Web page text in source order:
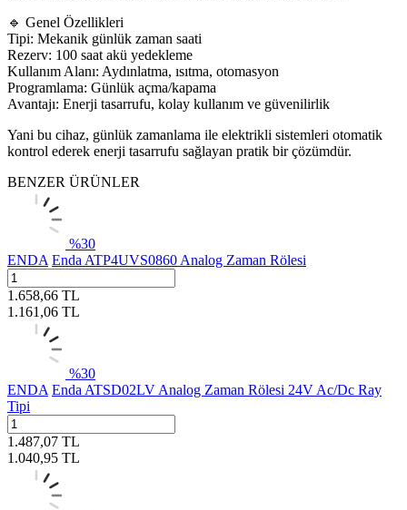
🔹 Genel Özellikleri
Tipi: Mekanik günlük zaman saati
Rezerv: 100 saat akü yedekleme
Kullanım Alanı: Aydınlatma, ısıtma, otomasyon
Programlama: Günlük açma/kapama
Avantajı: Enerji tasarrufu, kolay kullanım ve güvenilirlik
Yani bu cihaz, günlük zamanlama ile elektrikli sistemleri otomatik
kontrol ederek enerji tasarrufu sağlayan pratik bir çözümdür.
BENZER ÜRÜNLER
%30
ENDA Enda ATP4UVS0860 Analog Zaman Rölesi
1.658,66 TL
1.161,06 TL
%30
ENDA Enda ATSD02LV Analog Zaman Rölesi 24V Ac/Dc Ray
Tipi
1.487,07 TL
1.040,95 TL